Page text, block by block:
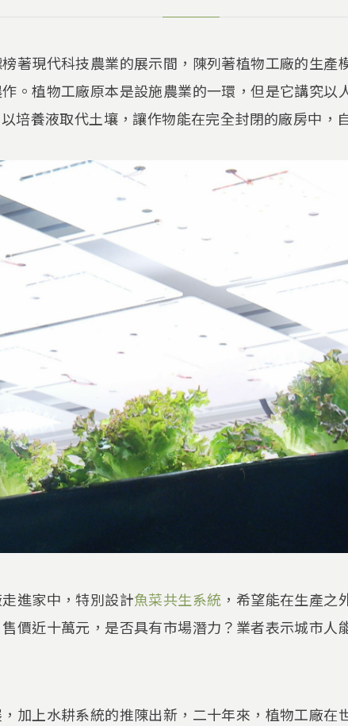
著現代科技農業的展示間，陳列著植物工廠的生產
。植物工廠原本是設施農業的一環，但是它講究以
培養液取代土壤，讓作物能在完全封閉的廠房中，
進家中，特別設計魚菜共生系統 ，希望能在生產之
價近十萬元，是否具有市場潛力？業者表示城市人
加上水耕系統的推陳出新，二十年來，植物工廠在